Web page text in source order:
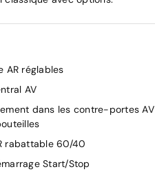
réglables
AV
dans les contre-portes AV
rabattable 60/40
Start/Stop